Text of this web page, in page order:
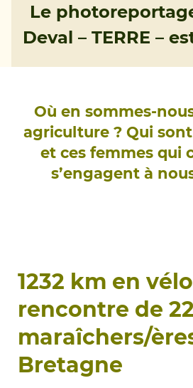
Le
Deval – TERRE –
Où en sommes-
agriculture ?Qui
et ces femmes qui
s’engagent à
1232 km en
rencontre de 22
maraîchers/
Bretagne